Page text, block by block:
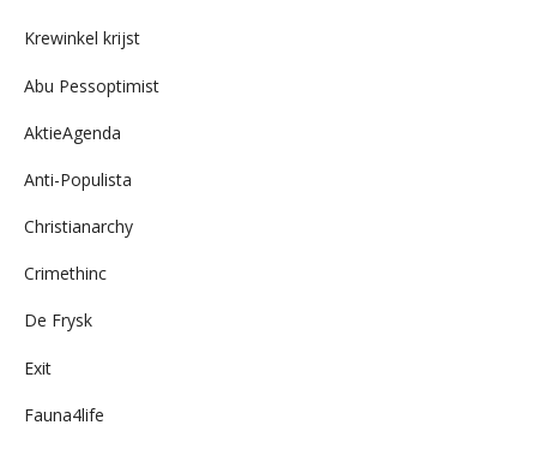
Krewinkel krijst
Abu Pessoptimist
AktieAgenda
Anti-Populista
Christianarchy
Crimethinc
De Frysk
Exit
Fauna4life